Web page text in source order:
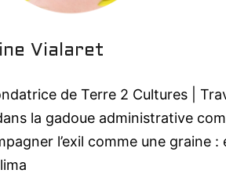
Vialaret
de Terre 2 Cultures |
la gadoue administrative
l’exil comme une graine